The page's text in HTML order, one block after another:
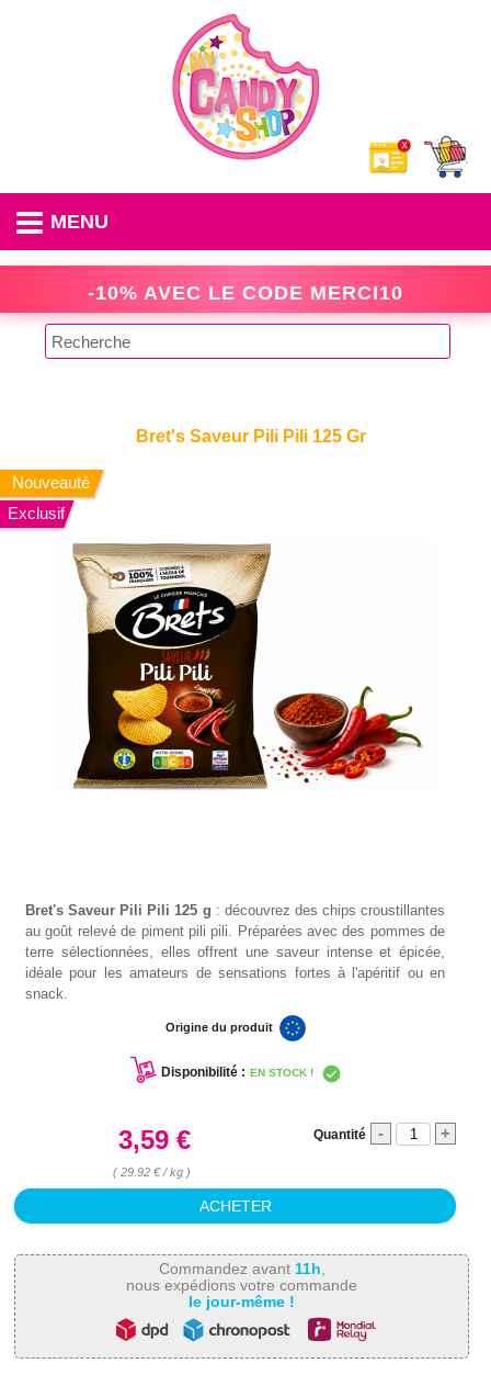
MENU
-10% AVEC LE CODE MERCI10
Bret's Saveur Pili Pili 125 Gr
Nouveauté
Exclusif
Bret's Saveur Pili Pili 125 g : découvrez des chips croustillantes
au goût relevé de piment pili pili. Préparées avec des pommes de
terre sélectionnées, elles offrent une saveur intense et épicée,
idéale pour les amateurs de sensations fortes à l'apéritif ou en
snack.
Origine du produit
Disponibilité : EN STOCK !
3,59 €
( 29.92 € / kg )
Quantité - +
Commandez avant 11h
nous expédions votre commande
le jour-même !